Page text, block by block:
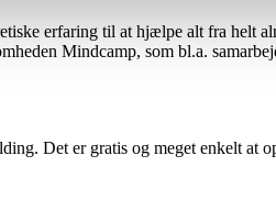
erfaring til at hjælpe alt fra helt
Mindcamp, som bl.a.
Det er gratis og meget enkelt at